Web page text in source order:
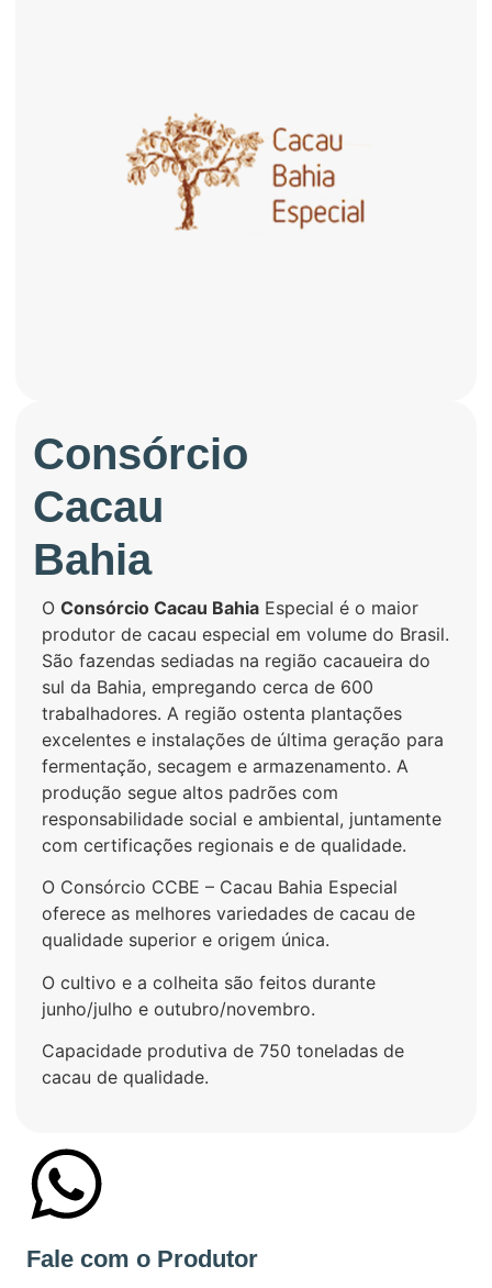
Consórcio
Cacau
Bahia
O Consórcio Cacau Bahia Especial é o maior
produtor de cacau especial em volume do Brasil.
São fazendas sediadas na região cacaueira do
sul da Bahia, empregando cerca de 600
trabalhadores. A região ostenta plantações
excelentes e instalações de última geração para
fermentação, secagem e armazenamento. A
produção segue altos padrões com
responsabilidade social e ambiental, juntamente
com certificações regionais e de qualidade.
O Consórcio CCBE – Cacau Bahia Especial
oferece as melhores variedades de cacau de
qualidade superior e origem única.
O cultivo e a colheita são feitos durante
junho/julho e outubro/novembro.
Capacidade produtiva de 750 toneladas de
cacau de qualidade.
Fale com o Produtor